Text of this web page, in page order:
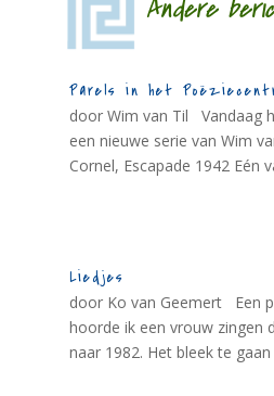
Andere
Parels in het
door Wim van Til Vandaag
een nieuwe serie van Wim
Cornel, Escapade 1942 Eén
Liedjes
door Ko van Geemert Een
hoorde ik een vrouw zingen
naar 1982. Het bleek te